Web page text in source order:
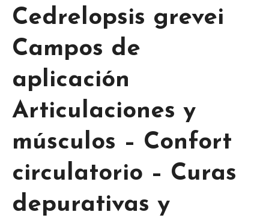
Cedrelopsis grevei
Campos de
aplicación
Articulaciones y
músculos – Confort
circulatorio – Curas
depurativas y